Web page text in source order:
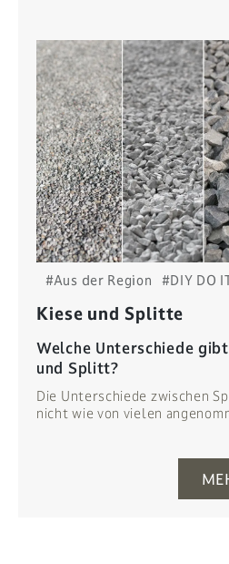
#Aus der Region #DIY DO
Kiese und Splitte
Welche Unterschiede
und Splitt?
Die Unterschiede zwischen
nicht wie von vielen